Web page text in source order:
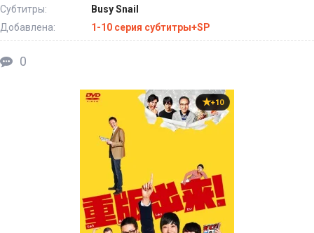
Субтитры:
Busy Snail
Добавлена:
1-10 серия субтитры+SP
0
+10